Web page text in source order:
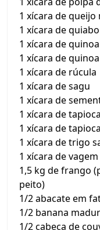
1 xícara de
1 xícara de
1 xícara de quinoa
1 xícara de
1 xícara de rúcula
1 xícara de sagu
1 xícara de
1 xícara de
1 xícara de
1 xícara de trigo
1 xícara de
1,5 kg de frango
peito)
1/2 abacate em
1/2 banana
1/2 cabeça de